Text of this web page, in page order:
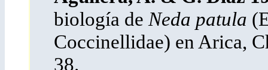
biología de Neda patula
Coccinellidae) en Arica,
38.